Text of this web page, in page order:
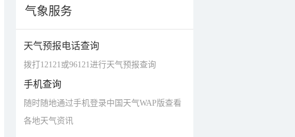
气象服务
天气预报电话查询
拨打12121或96121进行天气预报查询
手机查询
随时随地通过手机登录中国天气WAP版查看
各地天气资讯